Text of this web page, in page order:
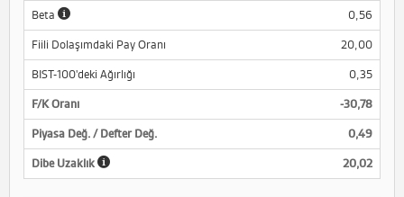
Beta 0,56
Fiili Dolaşımdaki Pay Oranı 20,00
BIST-100'deki Ağırlığı 0,35
F/K Oranı -30,78
Piyasa Değ. / Defter Değ. 0,49
Dibe Uzaklık 20,02